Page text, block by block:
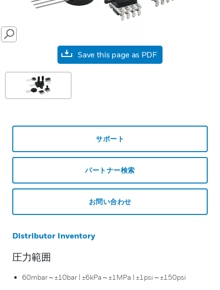
SEARCH
Save this page as PDF
サポート
パートナー検索
お問い合わせ
Distributor Inventory
圧力範囲
60mbar～±10bar | ±6kPa～±1MPa | ±1psi～±150psi